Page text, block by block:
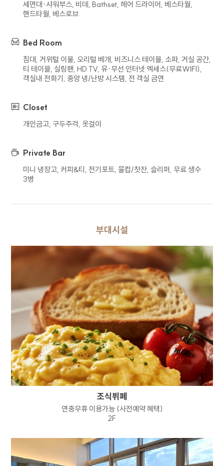
세면대∙샤워부스, 비데, Bathset, 헤어 드라이어, 베스타월,
핸드타월, 베스로브
Bed Room
침대, 거위털 이불, 오리털 베개, 비즈니스 테이블, 소파, 거실 공간,
티 테이블, 실링팬, HD TV, 유∙무선 인터넷 엑세스(무료WIFI),
객실내 전화기, 중앙 냉/난방 시스템, 전 객실 금연
Closet
개인금고, 구두주걱, 옷걸이
Private Bar
미니 냉장고, 커피&티, 전기포트, 물컵/찻잔, 슬리퍼, 무료 생수
3병
부대시설
조식뷔페
연중무휴 이용가능 (사전예약 혜택)
2F
5. 개인정보의 위탁 또는 제3자 제공
타기업이나 기관 등 제3자에게 제공하지
회사는 이용자의 개인정보를 위탁하고 있지
않습니다. 다만 추후 서비스 향상을 위하여
회사는 원칙적으로 개인정보 처리 목적이
달성되어 개인정보 처리가 불필요하다고
인정되는 경우와 이용자가 개인정보의 파기를
서류함으로 옮겨져 내부 방침 및 기타 관련
법령에 따라 지체없이 파기됩니다. 이때 내부
방침에 따라 별도DB 또는 문서로 옮겨진
개인정보는 법률에 의한 경우를 제외하고는
이용되지 않습니다.
이용자의 개인정보는 개인정보의 보유기간이
경과된 경우에는 보유기간의 종료일로부터 5일
이내에, 개인정보처리 목적달성, 해당 서비스의
폐지, 사업의 종료 등 그 개인정보가 불필요하게
되었을 때에는 개인정보 처리가 불필요한 것으로
인정되는 날로부터 5일 이내에 파기합니다.
전자적 파일 형태의 정보는 기록을 재생할 수
없는 기술적 방법을, 종이에 출력된 정보는
분쇄기로 분쇄하여 파기합니다.
7. 정보주체와 법정대리인의 권리 의무 및 그
정보주체는 회사에 대해 언제든지 아래 각 호의
권리를 행사할 수 있습니다.
개인정보 열람 요구권